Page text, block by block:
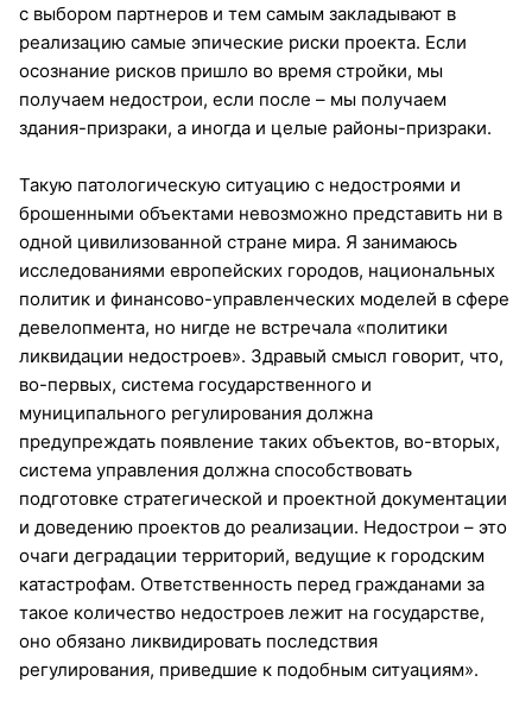
с выбором партнеров и тем самым закладывают в
реализацию самые эпические риски проекта. Если
осознание рисков пришло во время стройки, мы
получаем недострои, если после – мы получаем
здания-призраки, а иногда и целые районы-призраки.
Такую патологическую ситуацию с недостроями и
брошенными объектами невозможно представить ни в
одной цивилизованной стране мира. Я занимаюсь
исследованиями европейских городов, национальных
политик и финансово-управленческих моделей в сфере
девелопмента, но нигде не встречала «политики
ликвидации недостроев». Здравый смысл говорит, что,
во-первых, система государственного и
муниципального регулирования должна
предупреждать появление таких объектов, во-вторых,
система управления должна способствовать
подготовке стратегической и проектной документации
и доведению проектов до реализации. Недострои – это
очаги деградации территорий, ведущие к городским
катастрофам. Ответственность перед гражданами за
такое количество недостроев лежит на государстве,
оно обязано ликвидировать последствия
регулирования, приведшие к подобным ситуациям».